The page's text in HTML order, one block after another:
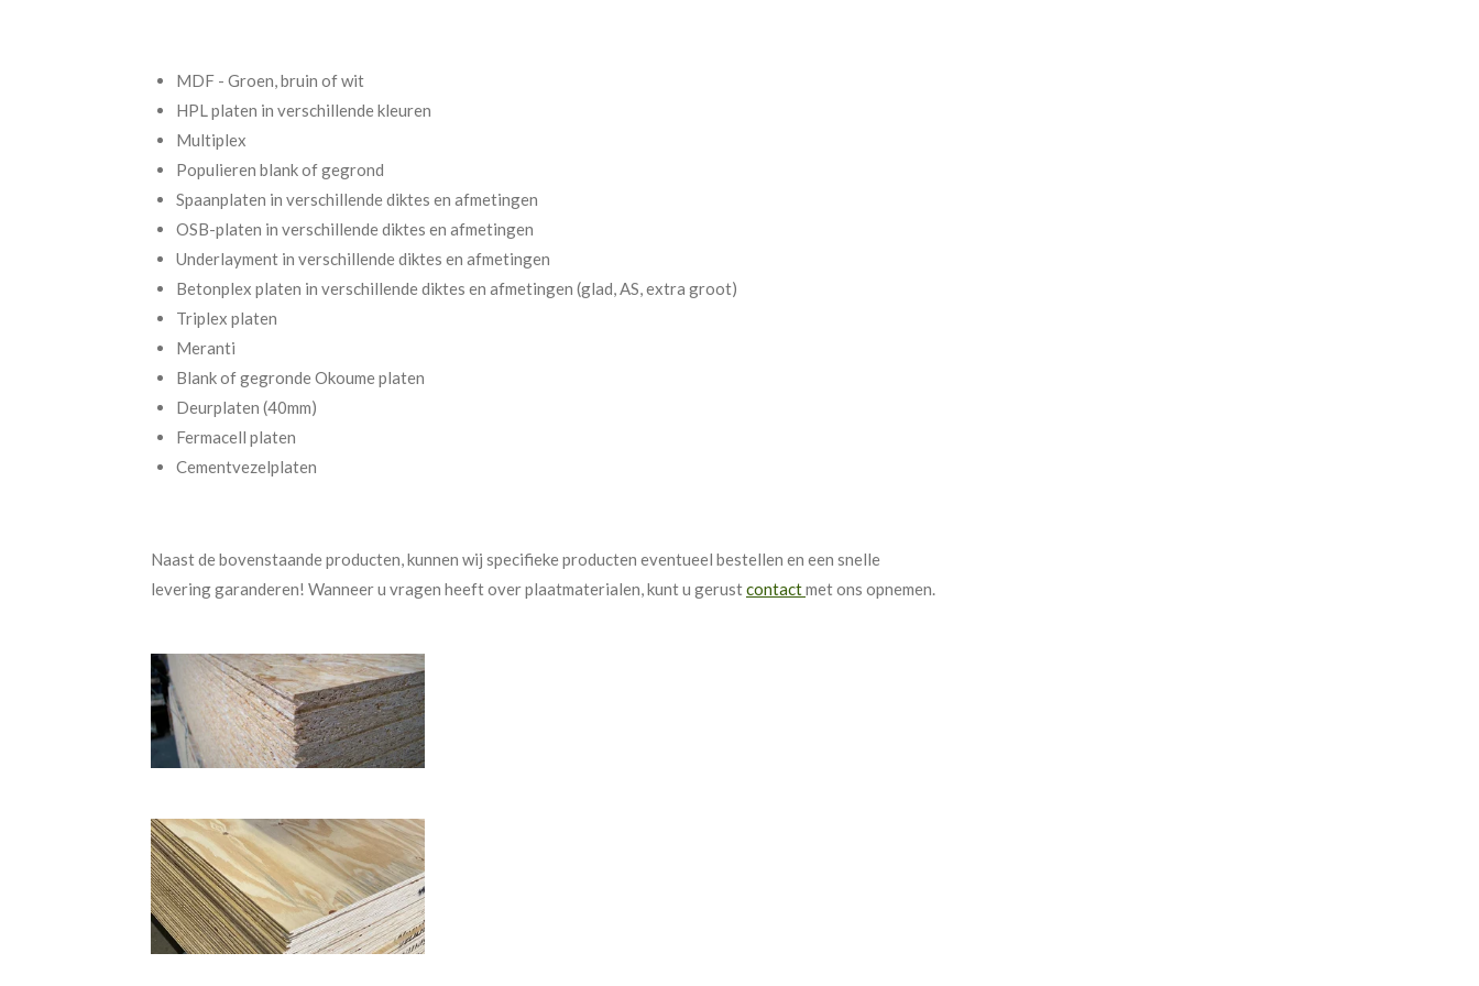
MDF - Groen, bruin of wit
HPL platen in verschillende kleuren
Multiplex
Populieren blank of gegrond
Spaanplaten in verschillende diktes en afmetingen
OSB-platen in verschillende diktes en afmetingen
Underlayment in verschillende diktes en afmetingen
Betonplex platen in verschillende diktes en afmetingen (glad, AS, extra groot)
Triplex platen
Meranti
Blank of gegronde Okoume platen
Deurplaten (40mm)
Fermacell platen
Cementvezelplaten
Naast de bovenstaande producten, kunnen wij specifieke producten eventueel bestellen en een snelle
levering garanderen! Wanneer u vragen heeft over plaatmaterialen, kunt u gerustcontactmet ons opnemen.